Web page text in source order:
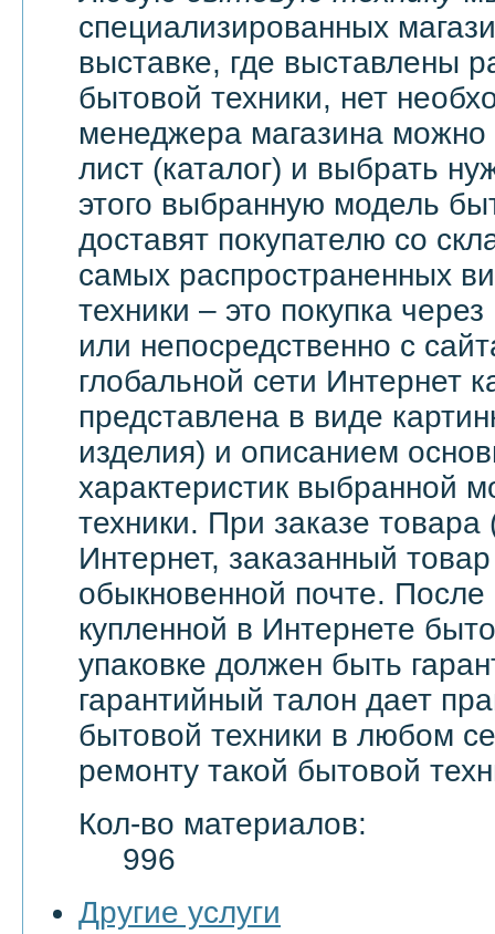
специализированных
выставке, где выставлены
бытовой техники, нет
менеджера магазина можно
лист (каталог) и выбрать
этого выбранную модель
доставят покупателю со
самых распространенных
техники – это покупка
или непосредственно с
глобальной сети Интернет
представлена в виде
изделия) и описанием
характеристик выбранной
техники. При заказе товара
Интернет, заказанный
обыкновенной почте. После
купленной в Интернете
упаковке должен быть
гарантийный талон дает
бытовой техники в любом
ремонту такой бытовой
Кол-во материалов:
996
Другие услуги